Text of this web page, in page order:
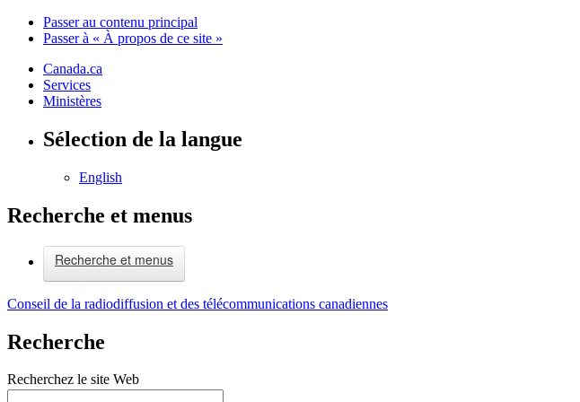
Passer au contenu principal
Passer à « À propos de ce site »
Canada.ca
Services
Ministères
Sélection de la langue
English
Recherche et menus
Recherche et menus
Conseil de la radiodiffusion et des télécommunications canadiennes
Recherche
Recherchez le site Web